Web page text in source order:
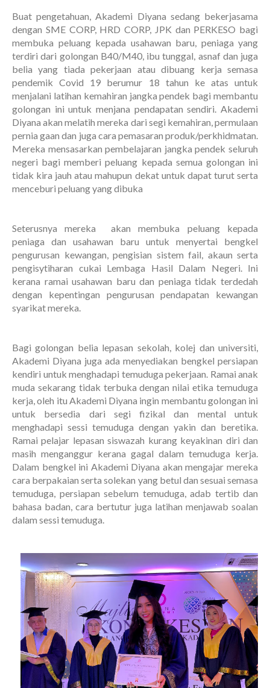
Buat pengetahuan, Akademi Diyana sedang bekerjasama
dengan SME CORP, HRD CORP, JPK dan PERKESO bagi
membuka peluang kepada usahawan baru, peniaga yang
terdiri dari golongan B40/M40, ibu tunggal, asnaf dan juga
belia yang tiada pekerjaan atau dibuang kerja semasa
pendemik Covid 19 berumur 18 tahun ke atas untuk
menjalani latihan kemahiran jangka pendek bagi membantu
golongan ini untuk menjana pendapatan sendiri. Akademi
Diyana akan melatih mereka dari segi kemahiran, permulaan
pernia gaan dan juga cara pemasaran produk/perkhidmatan.
Mereka mensasarkan pembelajaran jangka pendek seluruh
negeri bagi memberi peluang kepada semua golongan ini
tidak kira jauh atau mahupun dekat untuk dapat turut serta
menceburi peluang yang dibuka
Seterusnya mereka akan membuka peluang kepada
peniaga dan usahawan baru untuk menyertai bengkel
pengurusan kewangan, pengisian sistem fail, akaun serta
pengisytiharan cukai Lembaga Hasil Dalam Negeri. Ini
kerana ramai usahawan baru dan peniaga tidak terdedah
dengan kepentingan pengurusan pendapatan kewangan
syarikat mereka.
Bagi golongan belia lepasan sekolah, kolej dan universiti,
Akademi Diyana juga ada menyediakan bengkel persiapan
kendiri untuk menghadapi temuduga pekerjaan. Ramai anak
muda sekarang tidak terbuka dengan nilai etika temuduga
kerja, oleh itu Akademi Diyana ingin membantu golongan ini
untuk bersedia dari segi fizikal dan mental untuk
menghadapi sessi temuduga dengan yakin dan beretika.
Ramai pelajar lepasan siswazah kurang keyakinan diri dan
masih menganggur kerana gagal dalam temuduga kerja.
Dalam bengkel ini Akademi Diyana akan mengajar mereka
cara berpakaian serta solekan yang betul dan sesuai semasa
temuduga, persiapan sebelum temuduga, adab tertib dan
bahasa badan, cara bertutur juga latihan menjawab soalan
dalam sessi temuduga.